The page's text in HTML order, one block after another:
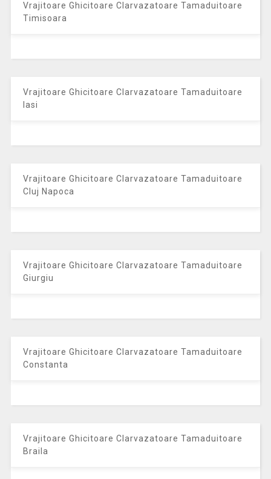
Vrajitoare Ghicitoare Clarvazatoare Tamaduitoare
Timisoara
Vrajitoare Ghicitoare Clarvazatoare Tamaduitoare
Iasi
Vrajitoare Ghicitoare Clarvazatoare Tamaduitoare
Cluj Napoca
Vrajitoare Ghicitoare Clarvazatoare Tamaduitoare
Giurgiu
Vrajitoare Ghicitoare Clarvazatoare Tamaduitoare
Constanta
Vrajitoare Ghicitoare Clarvazatoare Tamaduitoare
Braila